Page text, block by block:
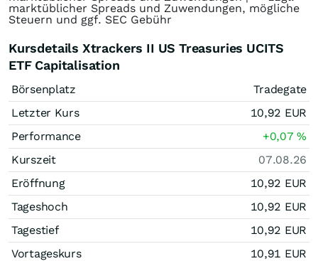
marktüblicher Spreads und Zuwendungen, mögliche
Steuern und ggf. SEC Gebühr
Kursdetails Xtrackers II US Treasuries UCITS
ETF Capitalisation
Börsenplatz
Tradegate
Letzter Kurs
10,92 EUR
Performance
+0,07%
Kurszeit
07.08.26
Eröffnung
10,92 EUR
Tageshoch
10,92 EUR
Tagestief
10,92 EUR
Vortageskurs
10,91 EUR